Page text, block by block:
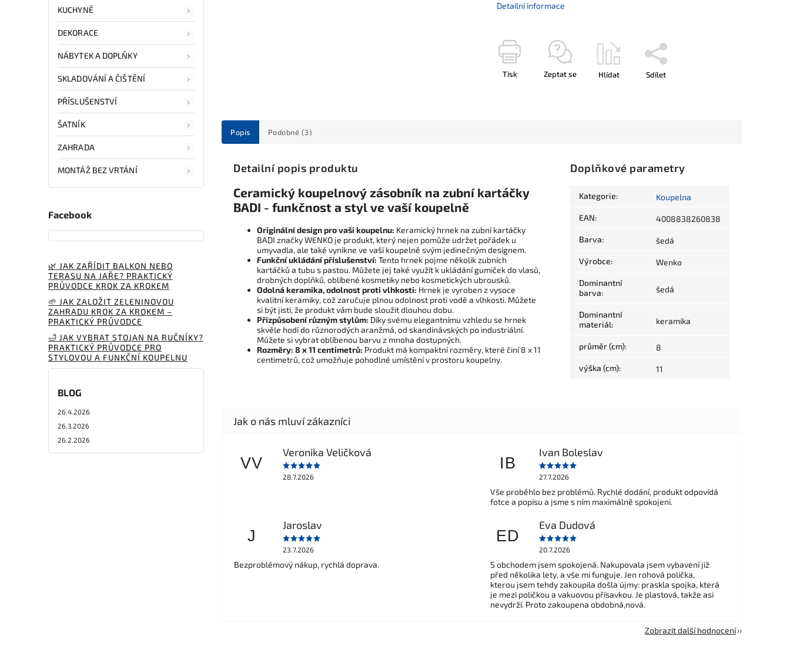
KUCHYNĚ
DEKORACE
NÁBYTEK A DOPLŇKY
SKLADOVÁNÍ A ČIŠTĚNÍ
PŘÍSLUŠENSTVÍ
ŠATNÍK
ZAHRADA
MONTÁŽ BEZ VRTÁNÍ
Facebook
🌿 JAK ZAŘÍDIT BALKON NEBO
TERASU NA JAŘE? PRAKTICKÝ
PRŮVODCE KROK ZA KROKEM
🌱 JAK ZALOŽIT ZELENINOVOU
ZAHRADU KROK ZA KROKEM –
PRAKTICKÝ PRŮVODCE
🛁 JAK VYBRAT STOJAN NA RUČNÍKY?
PRAKTICKÝ PRŮVODCE PRO
STYLOVOU A FUNKČNÍ KOUPELNU
BLOG
26.4.2026
26.3.2026
26.2.2026
Detailní informace
Tisk Zeptat se Hlídat Sdílet
Popis Podobné (3)
Detailní popis produktu
Ceramický koupelnový zásobník na zubní kartáčky
BADI - funkčnost a styl ve vaší koupelně
Originální design pro vaši koupelnu: Keramický hrnek na zubní kartáčky
BADI značky WENKO je produkt, který nejen pomůže udržet pořádek u
umyvadla, ale také vynikne ve vaší koupelně svým jedinečným designem.
Funkční ukládání příslušenství: Tento hrnek pojme několik zubních
kartáčků a tubu s pastou. Můžete jej také využít k ukládání gumiček do vlasů,
drobných doplňků, oblíbené kosmetiky nebo kosmetických ubrousků.
Odolná keramika, odolnost proti vlhkosti: Hrnek je vyroben z vysoce
kvalitní keramiky, což zaručuje plnou odolnost proti vodě a vlhkosti. Můžete
si být jisti, že produkt vám bude sloužit dlouhou dobu.
Přizpůsobení různým stylům: Díky svému elegantnímu vzhledu se hrnek
skvěle hodí do různorodých aranžmá, od skandinávských po industriální.
Můžete si vybrat oblíbenou barvu z mnoha dostupných.
Rozměry: 8 x 11 centimetrů: Produkt má kompaktní rozměry, které činí 8 x 11
centimetrů, což umožňuje pohodlné umístění v prostoru koupelny.
Doplňkové parametry
Kategorie: Koupelna
EAN: 4008838260838
Barva: šedá
Výrobce: Wenko
Dominantní
barva: šedá
Dominantní
materiál: keramika
průměr (cm): 8
výška (cm): 11
VV
Veronika Veličková
28.7.2026
IB
Ivan Boleslav
27.7.2026
Vše proběhlo bez problémů. Rychlé dodání, produkt odpovídá
fotce a popisu a jsme s ním maximálně spokojeni.
J
Jaroslav
23.7.2026
Bezproblémový nákup, rychlá doprava.
ED
Eva Dudová
20.7.2026
S obchodem jsem spokojená. Nakupovala jsem vybavení již
před několika lety, a vše mi funguje. Jen rohová polička,
kterou jsem tehdy zakoupila došla újmy: praskla spojka, která
je mezi poličkou a vakuovou přísavkou. Je plastová, takže asi
nevydrží. Proto zakoupena obdobná,nová.
Zobrazit další hodnocení